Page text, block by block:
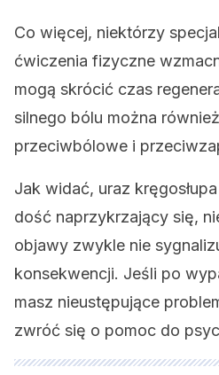
Co więcej, niektórzy
ćwiczenia fizyczne
mogą skrócić czas
silnego bólu można
przeciwbólowe i
Jak widać, uraz
dość naprzykrzający się,
objawy zwykle nie
konsekwencji. Jeśli po
masz nieustępujące
zwróć się o pomoc do